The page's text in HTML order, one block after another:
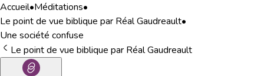
Accueil•Méditations•
Le point de vue biblique par Réal Gaudreault•
Une société confuse
Le point de vue biblique par Réal Gaudreault